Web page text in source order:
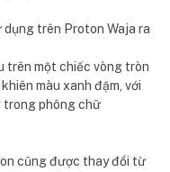
dụng trên Proton Waja ra
trên một chiếc vòng tròn
màu xanh đậm, với
trong phông chữ
cũng được thay đổi từ